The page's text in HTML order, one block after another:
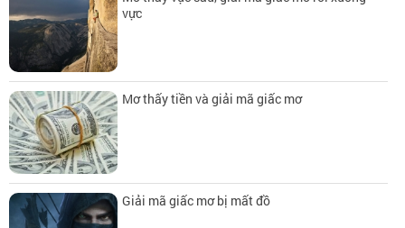
vực
Mơ thấy tiền và giải mã giấc mơ
Giải mã giấc mơ bị mất đồ